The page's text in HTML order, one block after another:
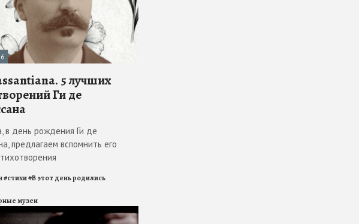
5 лучших
Ги де
в день рождения Ги де
предлагаем вспомнить его
#стихи#В этот день родились
музеи